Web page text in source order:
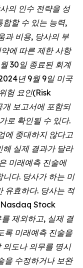
의 인수 전략을 성
할 수 있는 능력,
과 비용, 당사의 부
에 따른 제한 사항
30일 종료된 회계
년 9월 9일 미국
험 요인(Risk
보고서에 포함되
로 확인될 수 있다.
에 중대하지 않다고
실제 결과가 달라
미래예측 진술에
다. 당사가 하는 미
유효하다. 당사는 적
Stock
제외하고, 실제 결
록 미래예측 진술을
의도나 의무를 명시
을 수정하거나 보완